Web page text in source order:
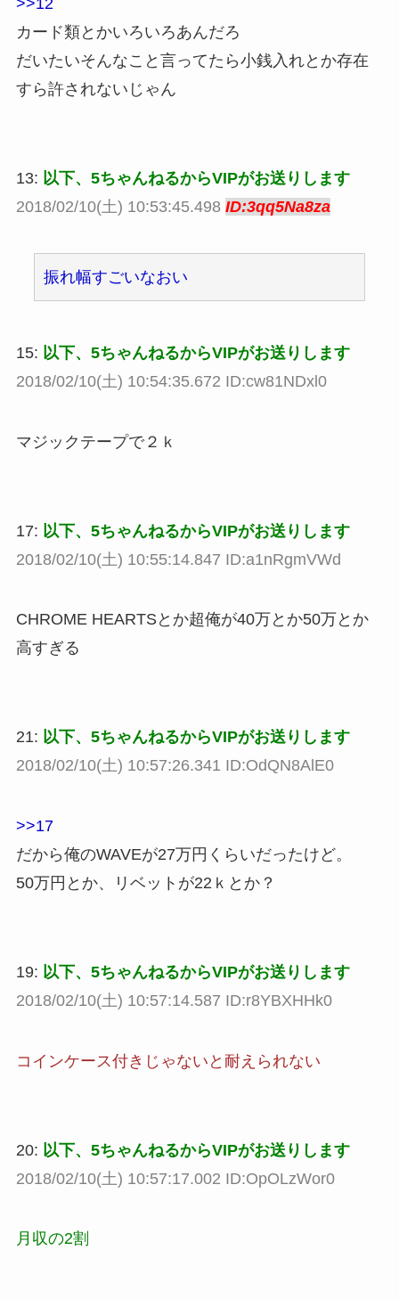
>>12
カード類とかいろいろあんだろ
だいたいそんなこと言ってたら小銭入れとか存在
すら許されないじゃん
13: 以下、5ちゃんねるからVIPがお送りします
2018/02/10(土) 10:53:45.498 ID:3qq5Na8za
振れ幅すごいなおい
15: 以下、5ちゃんねるからVIPがお送りします
2018/02/10(土) 10:54:35.672 ID:cw81NDxl0
マジックテープで２ｋ
17: 以下、5ちゃんねるからVIPがお送りします
2018/02/10(土) 10:55:14.847 ID:a1nRgmVWd
CHROME HEARTSとか超俺が40万とか50万とか
高すぎる
21: 以下、5ちゃんねるからVIPがお送りします
2018/02/10(土) 10:57:26.341 ID:OdQN8AlE0
>>17
だから俺のWAVEが27万円くらいだったけど。
50万円とか、リベットが22ｋとか？
19: 以下、5ちゃんねるからVIPがお送りします
2018/02/10(土) 10:57:14.587 ID:r8YBXHHk0
コインケース付きじゃないと耐えられない
20: 以下、5ちゃんねるからVIPがお送りします
2018/02/10(土) 10:57:17.002 ID:OpOLzWor0
月収の2割